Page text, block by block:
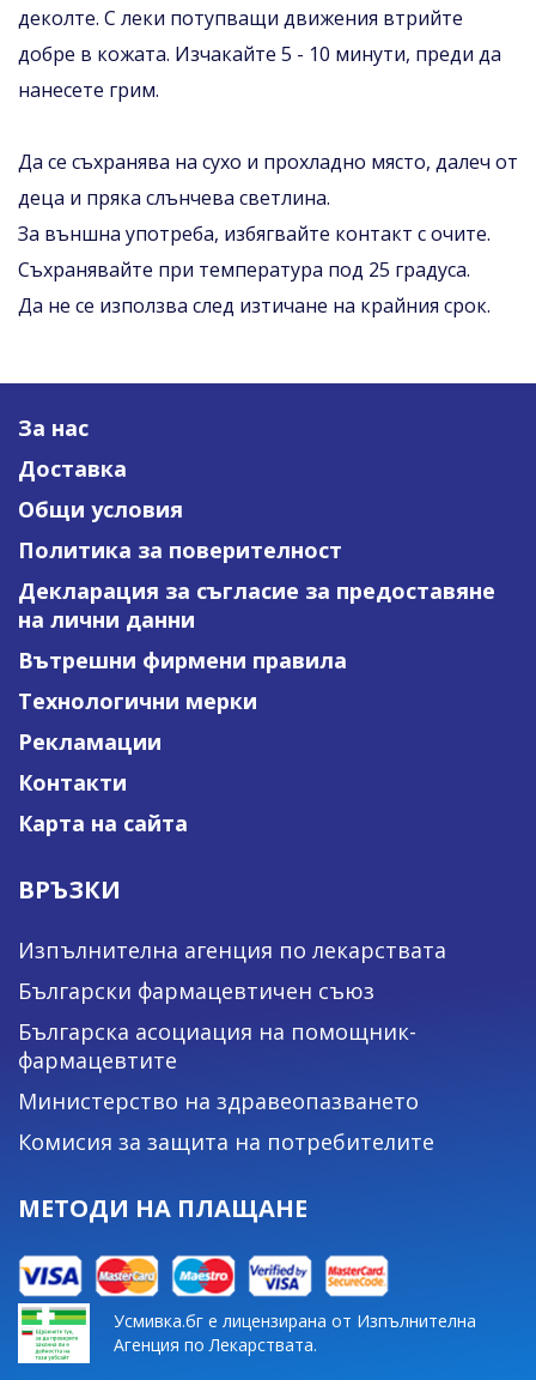
деколте. С леки потупващи движения втрийте
добре в кожата. Изчакайте 5 - 10 минути, преди да
нанесете грим.
Да се съхранява на сухо и прохладно място, далеч от
деца и пряка слънчева светлина.
За външна употреба, избягвайте контакт с очите.
Съхранявайте при температура под 25 градуса.
Да не се използва след изтичане на крайния срок.
За нас
Доставка
Общи условия
Политика за поверителност
Декларация за съгласие за предоставяне
на лични данни
Вътрешни фирмени правила
Технологични мерки
Рекламации
Контакти
Карта на сайта
ВРЪЗКИ
Изпълнителна агенция по лекарствата
Български фармацевтичен съюз
Българска асоциация на помощник-
фармацевтите
Министерство на здравеопазването
Комисия за защита на потребителите
МЕТОДИ НА ПЛАЩАНЕ
Усмивка.бг е лицензирана от Изпълнителна
Агенция по Лекарствата.